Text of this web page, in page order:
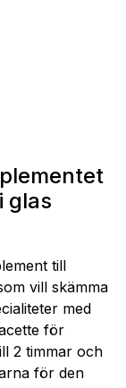
glas
till
vill skämma
med
för
2 timmar och
för den